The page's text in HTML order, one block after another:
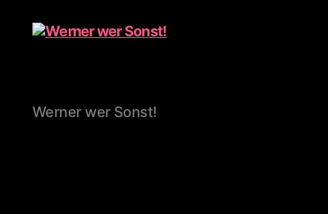
Werner
wer
Werner wer Sonst!